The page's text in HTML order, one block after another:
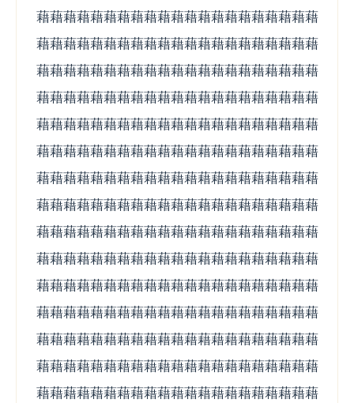
藉藉藉藉藉藉藉藉藉藉藉藉藉藉藉藉藉藉藉藉藉
藉藉藉藉藉藉藉藉藉藉藉藉藉藉藉藉藉藉藉藉藉
藉藉藉藉藉藉藉藉藉藉藉藉藉藉藉藉藉藉藉藉藉
藉藉藉藉藉藉藉藉藉藉藉藉藉藉藉藉藉藉藉藉藉
藉藉藉藉藉藉藉藉藉藉藉藉藉藉藉藉藉藉藉藉藉
藉藉藉藉藉藉藉藉藉藉藉藉藉藉藉藉藉藉藉藉藉
藉藉藉藉藉藉藉藉藉藉藉藉藉藉藉藉藉藉藉藉藉
藉藉藉藉藉藉藉藉藉藉藉藉藉藉藉藉藉藉藉藉藉
藉藉藉藉藉藉藉藉藉藉藉藉藉藉藉藉藉藉藉藉藉
藉藉藉藉藉藉藉藉藉藉藉藉藉藉藉藉藉藉藉藉藉
藉藉藉藉藉藉藉藉藉藉藉藉藉藉藉藉藉藉藉藉藉
藉藉藉藉藉藉藉藉藉藉藉藉藉藉藉藉藉藉藉藉藉
藉藉藉藉藉藉藉藉藉藉藉藉藉藉藉藉藉藉藉藉藉
藉藉藉藉藉藉藉藉藉藉藉藉藉藉藉藉藉藉藉藉藉
藉藉藉藉藉藉藉藉藉藉藉藉藉藉藉藉藉藉藉藉藉